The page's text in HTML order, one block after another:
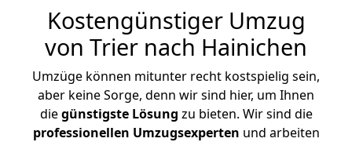
Kostengünstiger Umzug
von Trier nach Hainichen
Umzüge können mitunter recht kostspielig sein,
aber keine Sorge, denn wir sind hier, um Ihnen
diegünstigste Lösung zu bieten. Wir sind die
professionellen Umzugsexperten und arbeiten